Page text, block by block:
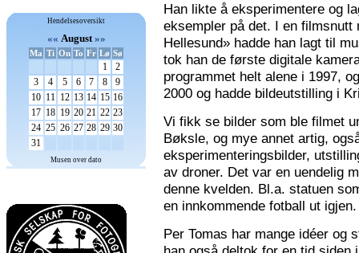
Hendelsesoversikt
«« August»»
Ma Ti On To Fr Lø Sø
1
2
3
4 5 6 7 8
9
10 11 12 13 14 15 16
17 18 19 20 21 22 23
24 25 26 27 28 29 30
31
Musen over dato
Han likte å eksperimentere og
eksempler på det. I en filmsnutt
Hellesund» hadde han lagt til
tok han de første digitale
programmet helt alene i 1997,
2000 og hadde bildeutstilling i
Vi fikk se bilder som ble filmet
Bøksle, og mye annet artig,
eksperimenteringsbilder,
av droner. Det var en uendelig
denne kvelden. Bl.a. statuen
en innkommende fotball ut igjen.
Per Tomas har mange idéer og